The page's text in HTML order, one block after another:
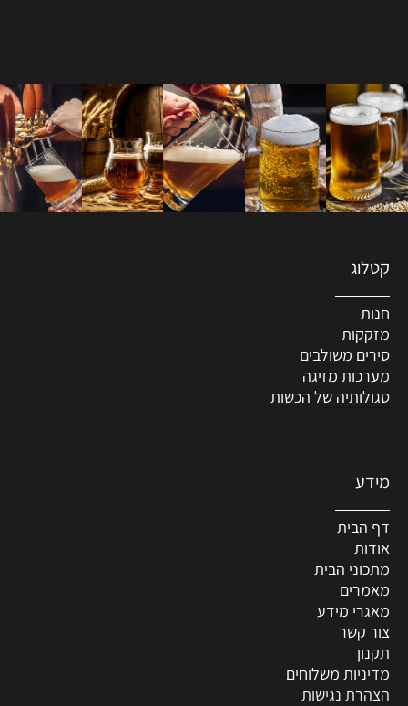
קטלוג
חנות
מזקקות
סירים משולבים
מערכות מזיגה
סגולותיה של הכשות
מידע
דף הבית
אודות
מתכוני הבית
מאמרים
מאגרי מידע
צור קשר
תקנון
מדיניות משלוחים
הצהרת נגישות